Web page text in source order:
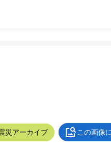
災アーカイブ この画像